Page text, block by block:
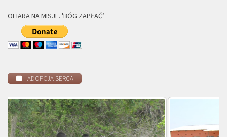
OFIARA NA MISJE. 'BÓG ZAPŁAĆ’
ADOPCJA SERCA